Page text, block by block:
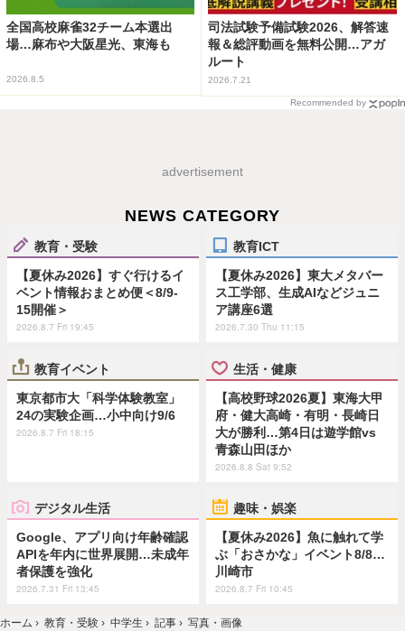
全国高校麻雀32チーム本選出
場…麻布や大阪星光、東海も
2026.8.5
司法試験予備試験2026、解答速
報＆総評動画を無料公開…アガ
ルート
2026.7.21
Recommended by
advertisement
NEWS CATEGORY
教育・受験
【夏休み2026】すぐ行けるイ
ベント情報おまとめ便＜8/9-
15開催＞
2026.8.7 Fri 19:45
教育ICT
【夏休み2026】東大メタバー
ス工学部、生成AIなどジュニ
ア講座6選
2026.7.30 Thu 11:15
教育イベント
東京都市大「科学体験教室」
24の実験企画…小中向け9/6
2026.8.7 Fri 18:15
生活・健康
【高校野球2026夏】東海大甲
府・健大高崎・有明・長崎日
大が勝利…第4日は遊学館vs
青森山田ほか
2026.8.8 Sat 9:52
デジタル生活
Google、アプリ向け年齢確認
APIを年内に世界展開…未成年
者保護を強化
2026.7.31 Fri 13:45
趣味・娯楽
【夏休み2026】魚に触れて学
ぶ「おさかな」イベント8/8…
川崎市
2026.8.7 Fri 10:45
ホーム › 教育・受験 › 中学生 › 記事 › 写真・画像